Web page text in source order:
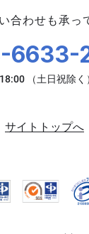
合わせも承っ
6633-
サイトトップへ